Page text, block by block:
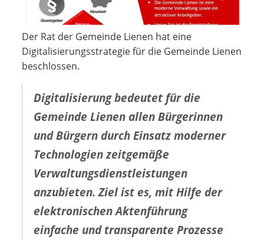
Der Rat der Gemeinde Lienen hat eine
Digitalisierungsstrategie für die Gemeinde Lienen
beschlossen.
Digitalisierung bedeutet für die
Gemeinde Lienen allen Bürgerinnen
und Bürgern durch Einsatz moderner
Technologien zeitgemäße
Verwaltungsdienstleistungen
anzubieten. Ziel ist es, mit Hilfe der
elektronischen Aktenführung
einfache und transparente Prozesse